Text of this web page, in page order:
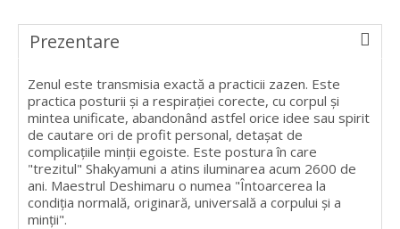
Prezentare
Zenul este transmisia exactă a practicii zazen. Este
practica posturii şi a respiraţiei corecte, cu corpul şi
mintea unificate, abandonând astfel orice idee sau spirit
de cautare ori de profit personal, detaşat de
complicaţiile minţii egoiste. Este postura în care
"trezitul" Shakyamuni a atins iluminarea acum 2600 de
ani. Maestrul Deshimaru o numea "Întoarcerea la
condiţia normală, originară, universală a corpului şi a
minţii".